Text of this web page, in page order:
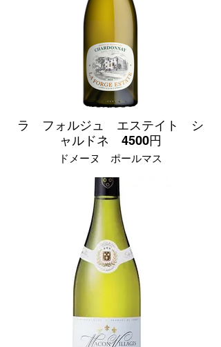
グリーンがかった淡い黄色。樽熟成由来
のバニラのような香りと、リッチでエレ
樽熟成したシャルドネの味わいが楽しめ
る、コストパフォーマンスに優れたワイ
ンです。
ラ フォルジュ エステイト シ
ャルドネ 4500円
ドメーヌ ポールマス
フランス ラングドッグ＆ルーション産
ブドウ品種
シャルドネ 100%
辛口
厳選されたシャルドネ種を使用し、新樽
を含むオーク樽で熟成させます。エレガ
ントでフルーティな風味で、比較的早く
す。